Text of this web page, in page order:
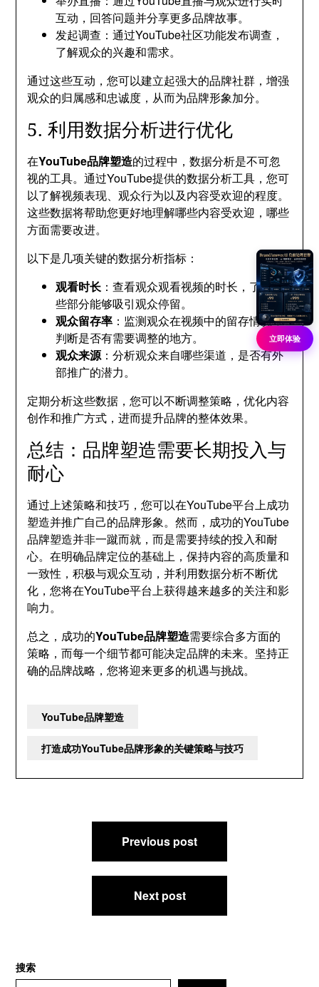
互动，回答问题并分享更多品牌故事。
发起调查：通过YouTube社区功能发布调查，
了解观众的兴趣和需求。
通过这些互动，您可以建立起强大的品牌社群，增强
观众的归属感和忠诚度，从而为品牌形象加分。
5. 利用数据分析进行优化
在YouTube品牌塑造的过程中，数据分析是不可忽
视的工具。通过YouTube提供的数据分析工具，您可
以了解视频表现、观众行为以及内容受欢迎的程度。
这些数据将帮助您更好地理解哪些内容受欢迎，哪些
方面需要改进。
以下是几项关键的数据分析指标：
观看时长 ：查看观众观看视频的时长，了解哪
些部分能够吸引观众停留。
观众留存率 ：监测观众在视频中的留存情况，
判断是否有需要调整的地方。
观众来源：分析观众来自哪些渠道，是否有外
部推广的潜力。
定期分析这些数据，您可以不断调整策略，优化内容
创作和推广方式，进而提升品牌的整体效果。
总结：品牌塑造需要长期投入与
耐心
通过上述策略和技巧，您可以在YouTube平台上成功
塑造并推广自己的品牌形象。然而，成功的YouTube
品牌塑造并非一蹴而就，而是需要持续的投入和耐
心。在明确品牌定位的基础上，保持内容的高质量和
一致性，积极与观众互动，并利用数据分析不断优
化，您将在YouTube平台上获得越来越多的关注和影
响力。
总之，成功的YouTube品牌塑造需要综合多方面的
策略，而每一个细节都可能决定品牌的未来。坚持正
确的品牌战略，您将迎来更多的机遇与挑战。
YouTube品牌塑造
打造成功YouTube品牌形象的关键策略与技巧
Previous post
Next post
搜索
立即体验